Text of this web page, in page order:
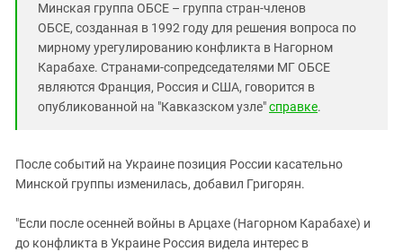
Минская группа ОБСЕ – группа стран-членов
ОБСЕ, созданная в 1992 году для решения вопроса по
мирному урегулированию конфликта в Нагорном
Карабахе. Странами-сопредседателями МГ ОБСЕ
являются Франция, Россия и США, говорится в
опубликованной на "Кавказском узле"справке.
После событий на Украине позиция России касательно
Минской группы изменилась, добавил Григорян.
"Если после осенней войны в Арцахе (Нагорном Карабахе) и
до конфликта в Украине Россия видела интерес в